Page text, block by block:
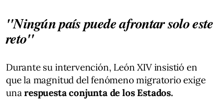
"Ningún país puede afrontar solo este
reto"
Durante su intervención, León XIV insistió en
que la magnitud del fenómeno migratorio exige
unarespuesta conjunta de los Estados.